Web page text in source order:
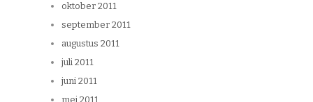
oktober 2011
september 2011
augustus 2011
juli 2011
juni 2011
mei 2011